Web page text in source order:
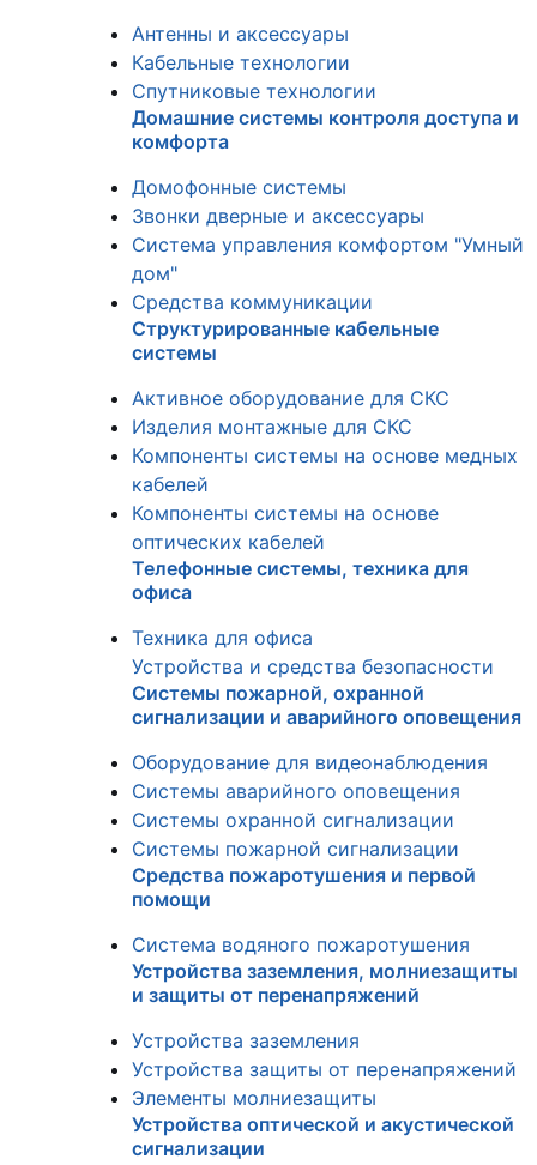
Антенны и аксессуары
Кабельные технологии
Спутниковые технологии
Домашние системы контроля доступа и
комфорта
Домофонные системы
Звонки дверные и аксессуары
Система управления комфортом "Умный
дом"
Средства коммуникации
Структурированные кабельные
системы
Активное оборудование для СКС
Изделия монтажные для СКС
Компоненты системы на основе медных
кабелей
Компоненты системы на основе
оптических кабелей
Телефонные системы, техника для
офиса
Техника для офиса
Устройства и средства безопасности
Системы пожарной, охранной
сигнализации и аварийного оповещения
Оборудование для видеонаблюдения
Системы аварийного оповещения
Системы охранной сигнализации
Системы пожарной сигнализации
Средства пожаротушения и первой
помощи
Система водяного пожаротушения
Устройства заземления, молниезащиты
и защиты от перенапряжений
Устройства заземления
Устройства защиты от перенапряжений
Элементы молниезащиты
Устройства оптической и акустической
сигнализации